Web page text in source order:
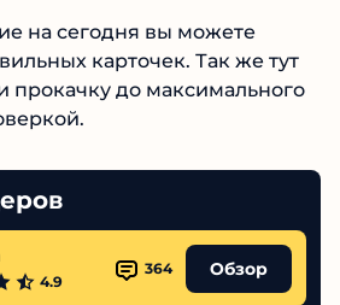
на сегодня вы можете
карточек. Так же тут
прокачку до максимального
4.9
364 Обзор